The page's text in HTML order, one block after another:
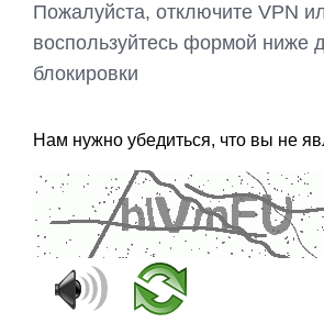
Пожалуйста, отключите VPN
воспользуйтесь формой ниже
блокировки
Нам нужно убедиться, что вы не